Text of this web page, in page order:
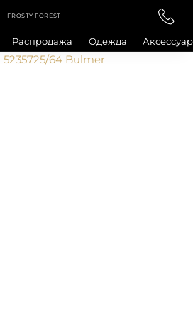
FROSTY FOREST
Распродажа Одежда